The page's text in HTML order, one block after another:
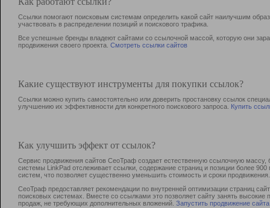
Ссылки помогают поисковым системам определить какой сайт наилучшим
участвовать в раcпределении позиций и поискового трафика.
Все успешные бренды владеют сайтами со ссылочной массой, которую они
продвижения своего проекта. Смотреть ссылки сайтов
Какие существуют инструменты для покупки ссылок?
Ссылки можно купить самостоятельно или доверить простановку ссылок
улучшению их эффективности для конкретного поискового запроса. Купить
Как улучшить эффект от ссылок?
Сервис продвижения сайтов СеоТраф создает естественную ссылочную
системы LinkPad отслеживает ссылки, содержание страниц и позиции более
систем, что позволяет существенно уменьшить стоимость и сроки продвижения.
СеоТраф предоставляет рекомендации по внутренней оптимизации страниц
поисковых системах. Вместе со ссылками это позволяет сайту занять
продаж, не требующих дополнительных вложений. Запустить продвижение сайта